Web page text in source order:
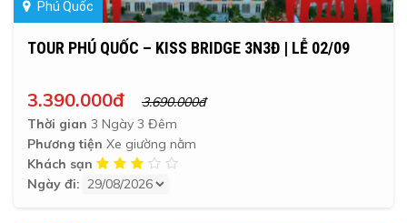
Phú Quốc
TOUR PHÚ QUỐC – KISS BRIDGE 3N3Đ | LỄ 02/09
3.390.000đ
3.690.000đ
Thời gian 3 Ngày 3 Đêm
Phương tiện Xe giường nằm
Khách sạn
Ngày đi: